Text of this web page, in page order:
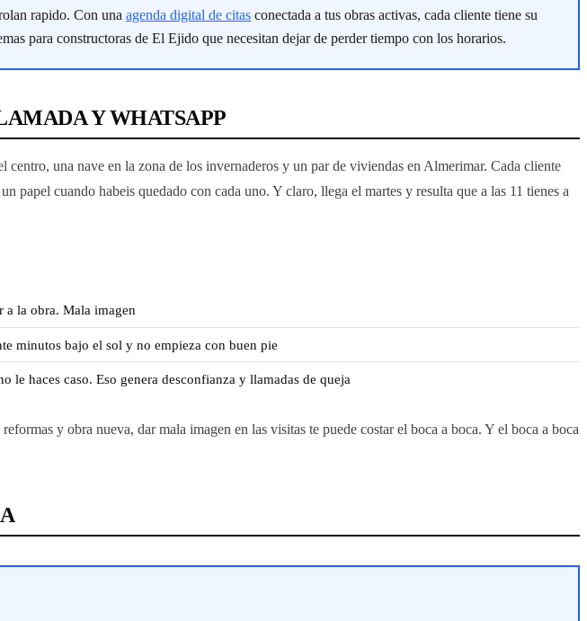
rapido. Con una agenda digital de citas conectada a tus obras activas, cada cliente tiene su
para constructoras de El Ejido que necesitan dejar de perder tiempo con los horarios.
Y WHATSAPP
una nave en la zona de los invernaderos y un par de viviendas en Almerimar. Cada cliente
papel cuando habeis quedado con cada uno. Y claro, llega el martes y resulta que a las 11 tienes a
a la obra. Mala imagen
minutos bajo el sol y no empieza con buen pie
le haces caso. Eso genera desconfianza y llamadas de queja
reformas y obra nueva, dar mala imagen en las visitas te puede costar el boca a boca. Y el boca a boca